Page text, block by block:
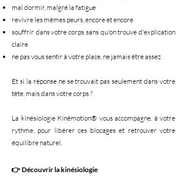
mal dormir, malgré la fatigue
revivre les mêmes peurs, encore et encore
souffrir dans votre corps sans qu'on trouve d'explication
claire
ne pas vous sentir à votre place, ne jamais être assez
Et si la réponse ne se trouvait pas seulement dans votre
tête, mais dans votre corps ?
La kinésiologie Kinémotion® vous accompagne, à votre
rythme, pour libérer ces blocages et retrouver votre
équilibre naturel.
👉 Découvrir la kinésiologie